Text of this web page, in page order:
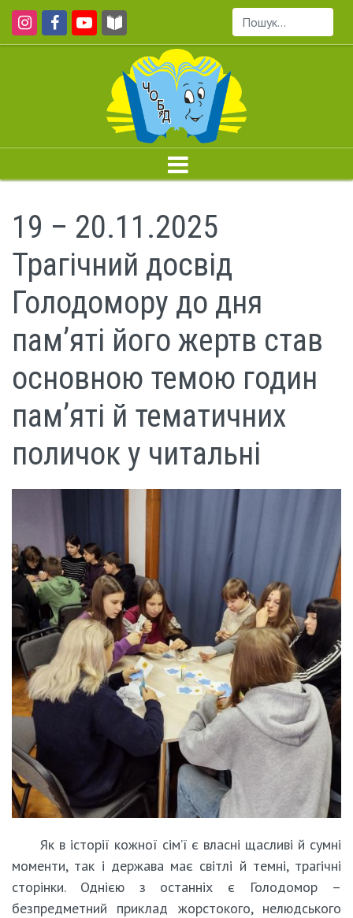
Пошук...
19 – 20.11.2025
Трагічний досвід
Голодомору до дня
пам’яті його жертв став
основною темою годин
пам’яті й тематичних
поличок у читальні
Як в історії кожної сім’ї є власні щасливі й сумні
моменти, так і держава має світлі й темні, трагічні
сторінки. Однією з останніх є Голодомор –
безпредметний приклад жорстокого, нелюдського